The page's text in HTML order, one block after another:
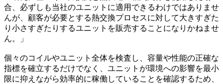
合、必ずしも当社のユニットに適用できるわけではありませ
んが、顧客が必要とする熱交換プロセスに対して大きすぎた
り小さすぎたりするユニットを販売することになりかねませ
ん。」
個々のコイルやユニット全体を検査し、容量や性能の正確な
指標を確立するだけでなく、ユニットが環境への影響を最小
限に抑えながら効率的に稼働していることを確認するため、